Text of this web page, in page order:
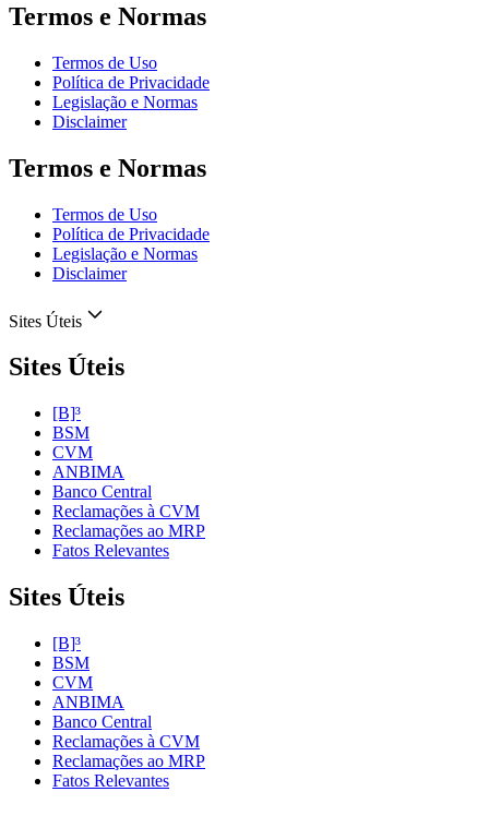
Termos e Normas
Termos de Uso
Política de Privacidade
Legislação e Normas
Disclaimer
Termos e Normas
Termos de Uso
Política de Privacidade
Legislação e Normas
Disclaimer
Sites Úteis
Sites Úteis
[B]³
BSM
CVM
ANBIMA
Banco Central
Reclamações à CVM
Reclamações ao MRP
Fatos Relevantes
Sites Úteis
[B]³
BSM
CVM
ANBIMA
Banco Central
Reclamações à CVM
Reclamações ao MRP
Fatos Relevantes